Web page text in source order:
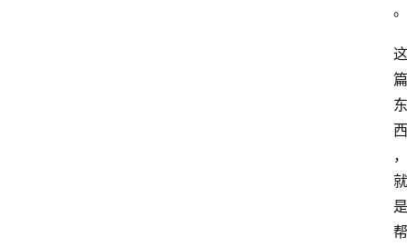
。
这
篇
东
西
，
就
是
帮